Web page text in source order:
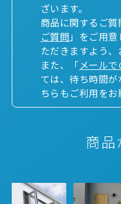
ざいます。
商品に関するご
ご質問」をご用
ただきますよう、
また、「メール
ては、待ち時間
ちらもご利用をお
商品